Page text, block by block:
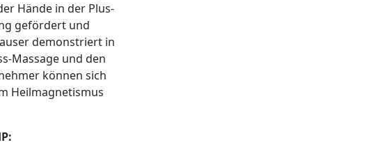
Hände in der Plus-
gefördert und
demonstriert in
Massage und den
können sich
Heilmagnetismus